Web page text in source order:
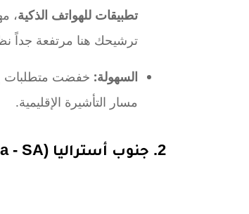
تطبيقات للهواتف الذكية،
ترشيحك هنا مرتفعة جداً
السهولة: خفضت متطلبات
مسار التأشيرة الإقليمية.
2. جنوب أستراليا (South Australia - SA)